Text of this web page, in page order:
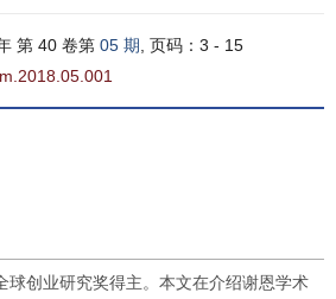
第 40 卷第 05 期, 页码：3 - 15
球创业研究奖得主。本文在介绍谢恩学术